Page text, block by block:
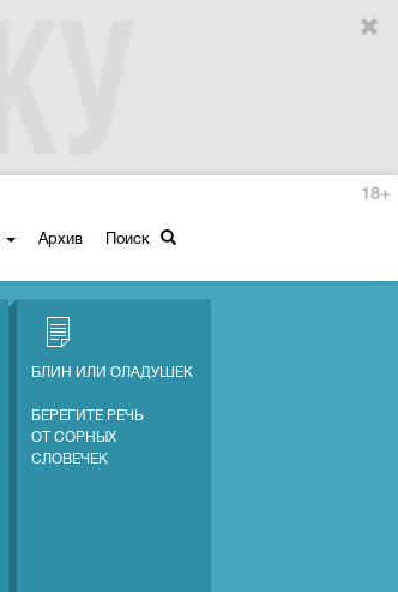
Архив Поиск
18+
БЛИН ИЛИ ОЛАДУШЕК
БЕРЕГИТЕ РЕЧЬ
ОТ СОРНЫХ
СЛОВЕЧЕК